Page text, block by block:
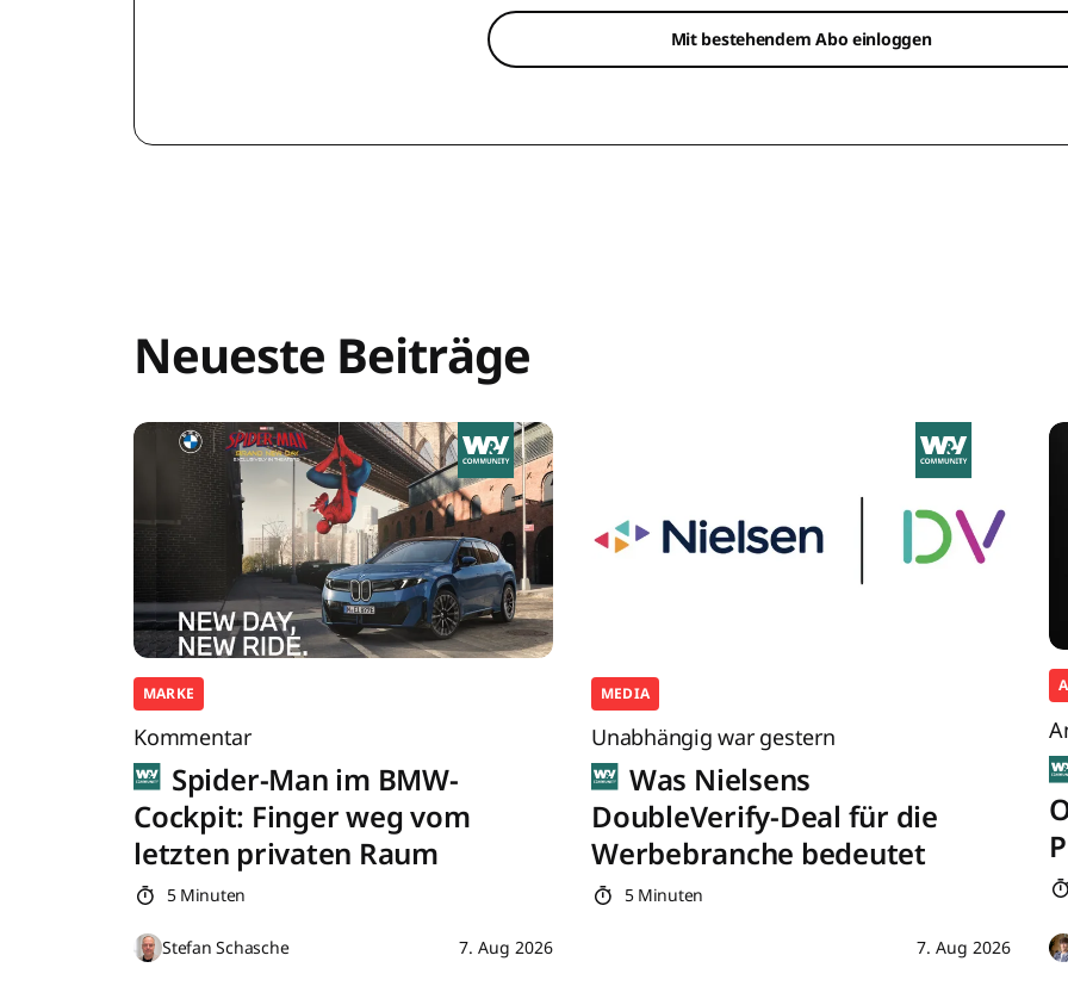
Mit bestehendem Abo einloggen
Neueste Beiträge
MARKE
Kommentar
Spider-Man im BMW-
Cockpit: Finger weg vom
letzten privaten Raum
5 Minuten
Stefan Schasche 7. Aug 2026
MEDIA
Unabhängig war gestern
Was Nielsens
DoubleVerify-Deal für die
Werbebranche bedeutet
5 Minuten
7. Aug 2026